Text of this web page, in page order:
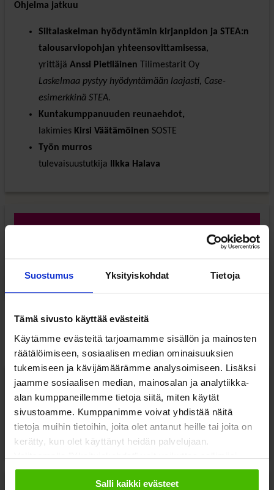
Suostumus Yksityiskohdat Tietoja
Tämä sivusto käyttää evästeitä
Käytämme evästeitä tarjoamamme sisällön ja mainosten
räätälöimiseen, sosiaalisen median ominaisuuksien
tukemiseen ja kävijämäärämme analysoimiseen. Lisäksi
jaamme sosiaalisen median, mainosalan ja analytiikka-
alan kumppaneillemme tietoja siitä, miten käytät
sivustoamme. Kumppanimme voivat yhdistää näitä
tietoja muihin tietoihin, joita olet antanut heille tai joita on
kerätty, kun olet käyttänyt heidän palvelujaan.
Valitsemalla "Yksityiskohdat" voit vaikuttaa sallimiisi
evästeisiin.
Salli kaikki evästeet
Ohjelma jatkuu
Siltalaskelman hyödyntämin kirjanpidon ja STEA:n
talousarviopohjan yhteensovittamisessa,
yrittäjä Anssi Pietiläinen Tilimestarit Oy
Laskelmaa pystyy hyödyntämään laajasti, Case-
esimerkkinä STEA.
Kuntakumppanuuden reunaehdot,
lakimies Kirsi Väätämöinen SOSTE
Työn murros
tulevaisuustutkija Ilkka Halava
Päivän ohjelma päättyy
27.11
8:30
Tarjolla aamukahvi + kahvileipä